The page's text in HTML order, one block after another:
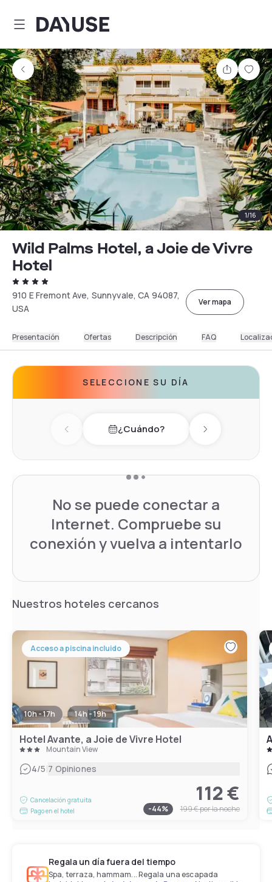
Dayuse
1/16
Wild Palms Hotel, a Joie de Vivre
Hotel
910 E Fremont Ave, Sunnyvale, CA 94087,
USA
Ver mapa
Presentación Ofertas Descripción FAQ
SELECCIONE SU DÍA
Previous day¿Cuándo? Next day
No se puede conectar a
Internet. Compruebe su
conexión y vuelva a intentarlo
Nuestros hoteles cercanos
Acceso a piscina incluido
10h - 17h 14h - 19h
Hotel Avante, a Joie de Vivre Hotel
Mountain View
4/5|7 Opiniones
Cancelación gratuita
Pago en el hotel
112 €
-44% 199 €por la noche
Regala un día fuera del tiempo
Spa, terraza, hammam... Regala una escapada